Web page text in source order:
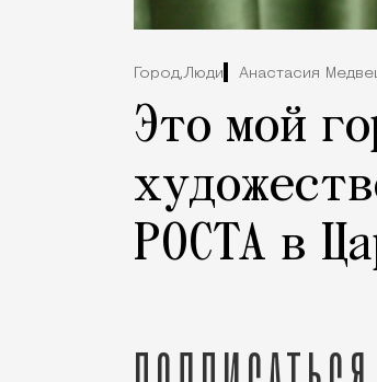
Город,Люди Анастасия
Это мой
РОСТА в